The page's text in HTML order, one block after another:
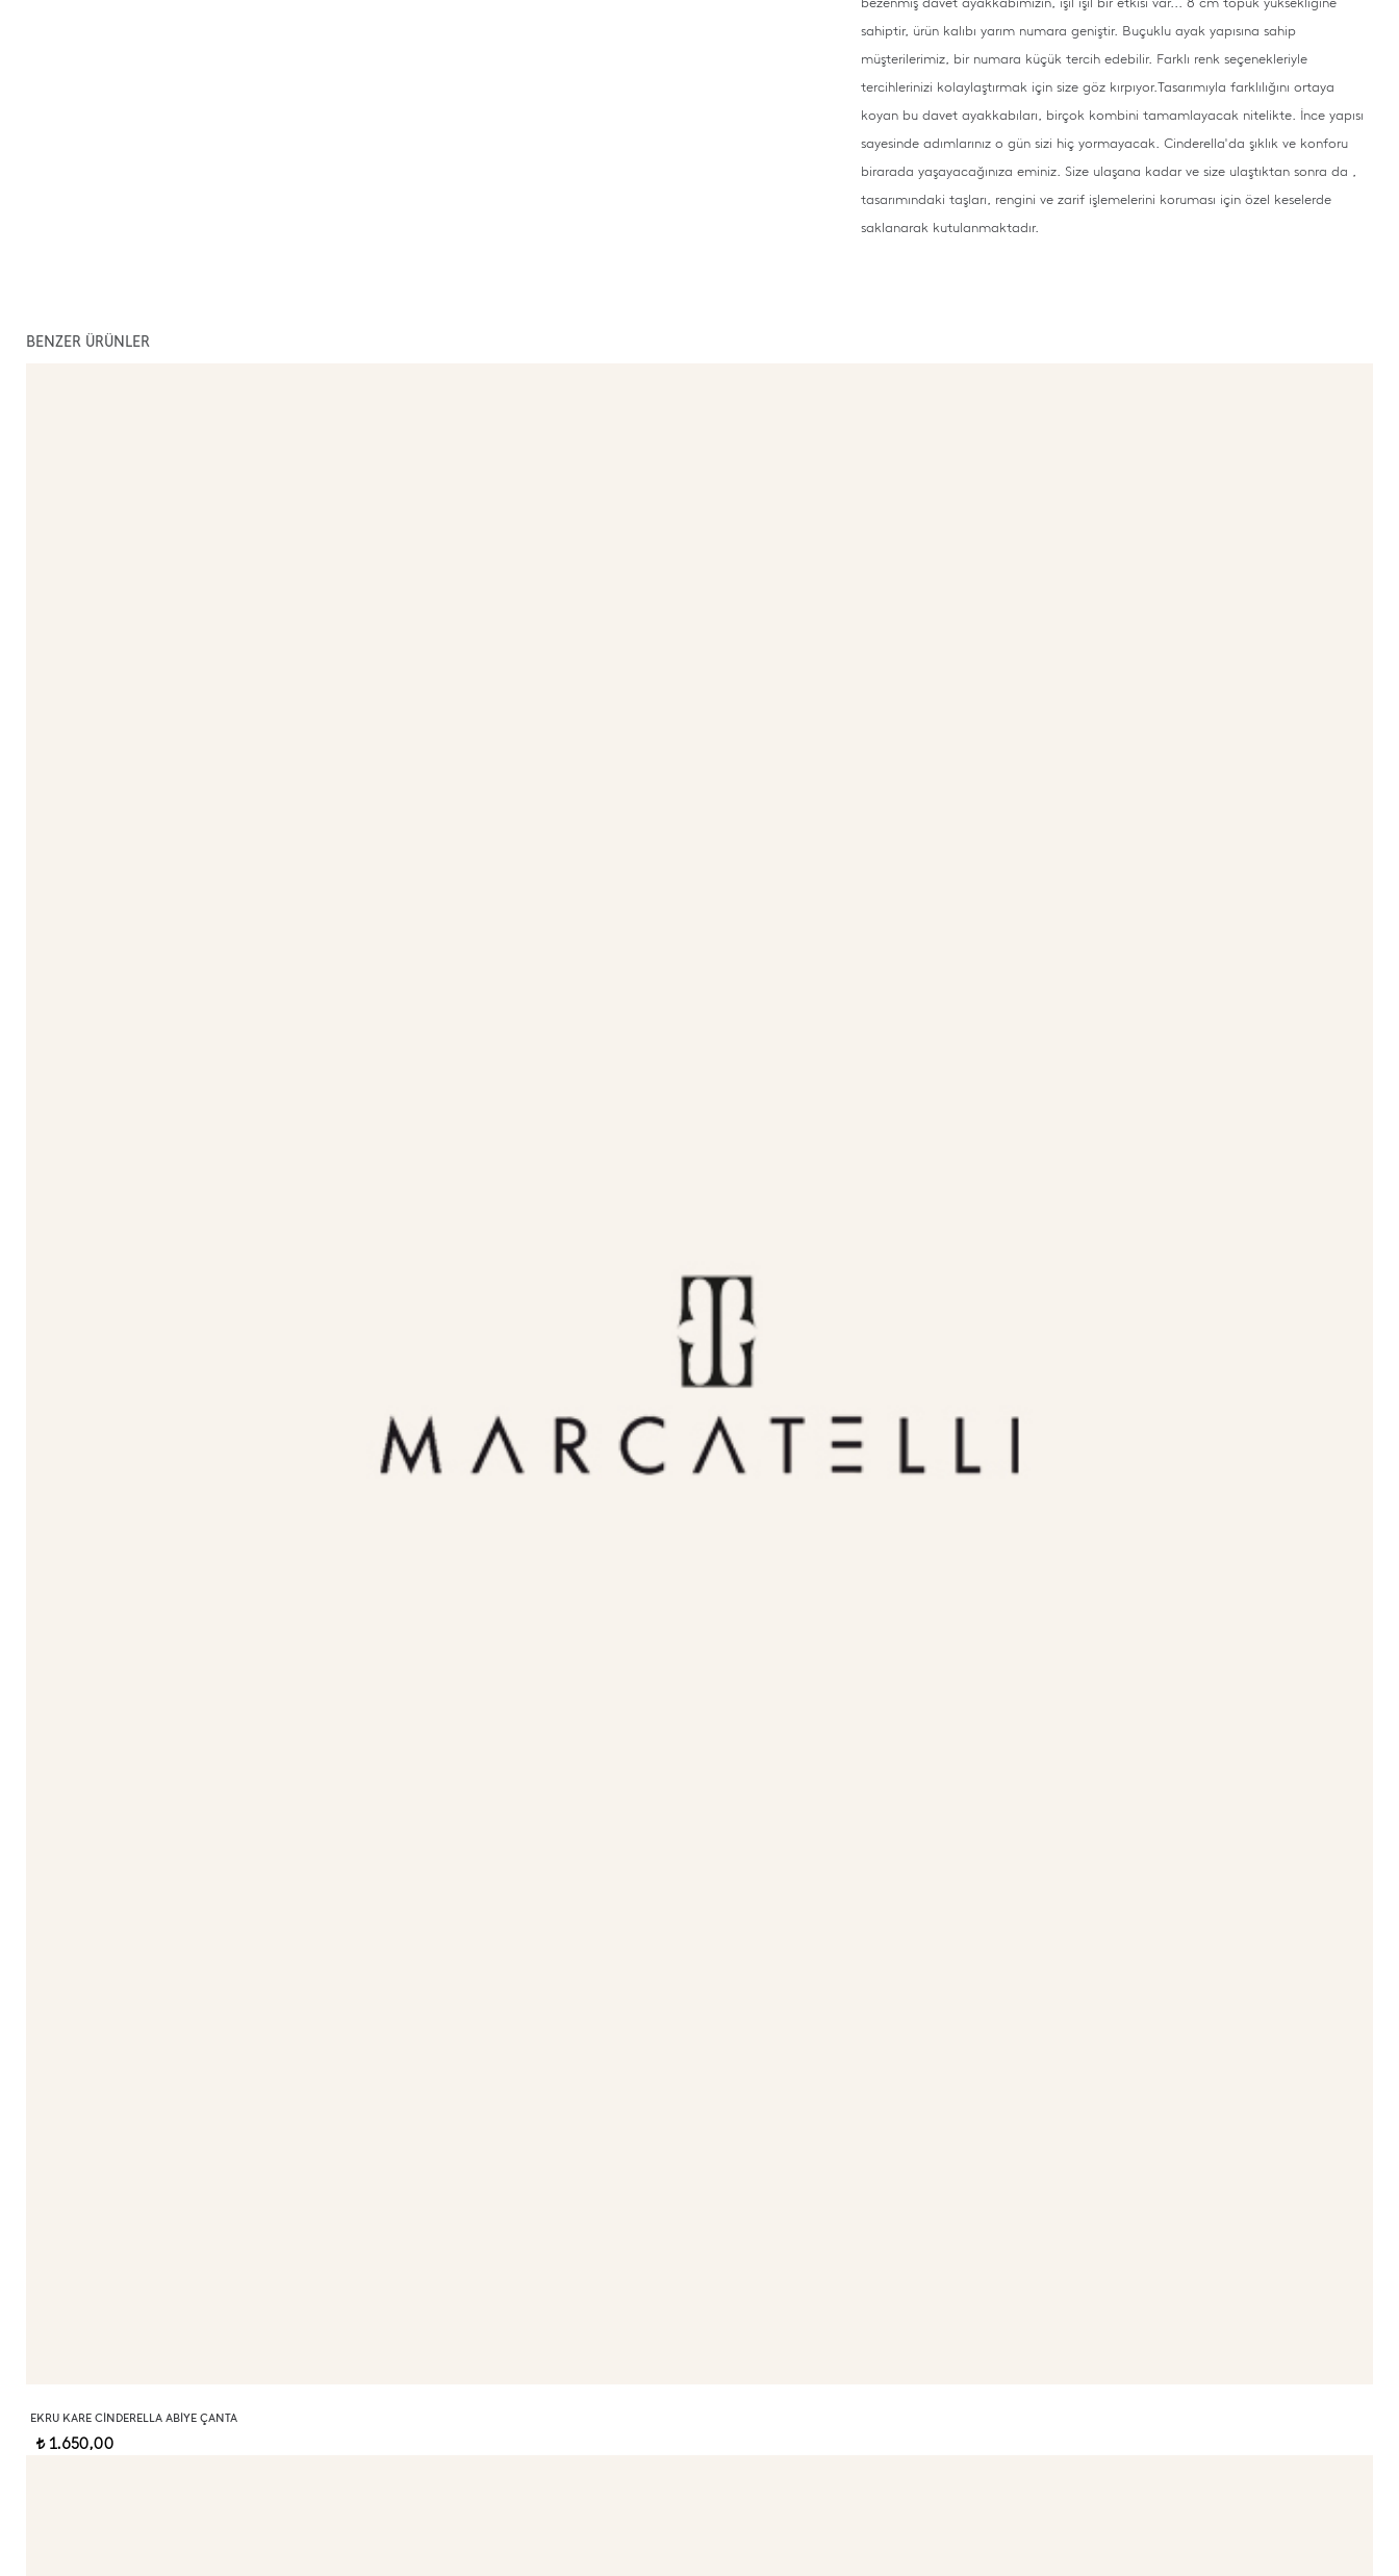
sahiptir, ürün kalıbı yarım numara geniştir. Buçuklu ayak yapısına sahip
müşterilerimiz, bir numara küçük tercih edebilir. Farklı renk seçenekleriyle
tercihlerinizi kolaylaştırmak için size göz kırpıyor.Tasarımıyla farklılığını ortaya
koyan bu davet ayakkabıları, birçok kombini tamamlayacak nitelikte. İnce yapısı
sayesinde adımlarınız o gün sizi hiç yormayacak. Cinderella'da şıklık ve konforu
birarada yaşayacağınıza eminiz. Size ulaşana kadar ve size ulaştıktan sonra da ,
tasarımındaki taşları, rengini ve zarif işlemelerini koruması için özel keselerde
saklanarak kutulanmaktadır.
BENZER ÜRÜNLER
EKRU KARE CINDERELLA ABIYE ÇANTA
t1.650,00